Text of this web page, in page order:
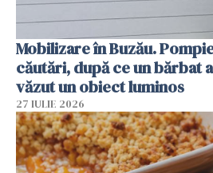
Mobilizare în Buzău.
căutări, după ce un bărbat a
văzut un obiect luminos
27 IULIE 2026